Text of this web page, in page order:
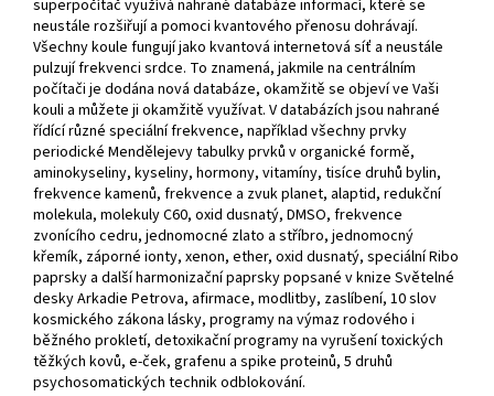
superpočítač využívá nahrané databáze informací, které se
neustále rozšiřují a pomoci kvantového přenosu dohrávají.
Všechny koule fungují jako kvantová internetová síť a neustále
pulzují frekvenci srdce. To znamená, jakmile na centrálním
počítači je dodána nová databáze, okamžitě se objeví ve Vaši
kouli a můžete ji okamžitě využívat. V databázích jsou nahrané
řídící různé speciální frekvence, například všechny prvky
periodické Mendělejevy tabulky prvků v organické formě,
aminokyseliny, kyseliny, hormony, vitamíny, tisíce druhů bylin,
frekvence kamenů, frekvence a zvuk planet, alaptid, redukční
molekula, molekuly C60, oxid dusnatý, DMSO, frekvence
zvonícího cedru, jednomocné zlato a stříbro, jednomocný
křemík, záporné ionty, xenon, ether, oxid dusnatý, speciální Ribo
paprsky a další harmonizační paprsky popsané v knize Světelné
desky Arkadie Petrova, afirmace, modlitby, zaslíbení, 10 slov
kosmického zákona lásky, programy na výmaz rodového i
běžného prokletí, detoxikační programy na vyrušení toxických
těžkých kovů, e-ček, grafenu a spike proteinů, 5 druhů
psychosomatických technik odblokování.